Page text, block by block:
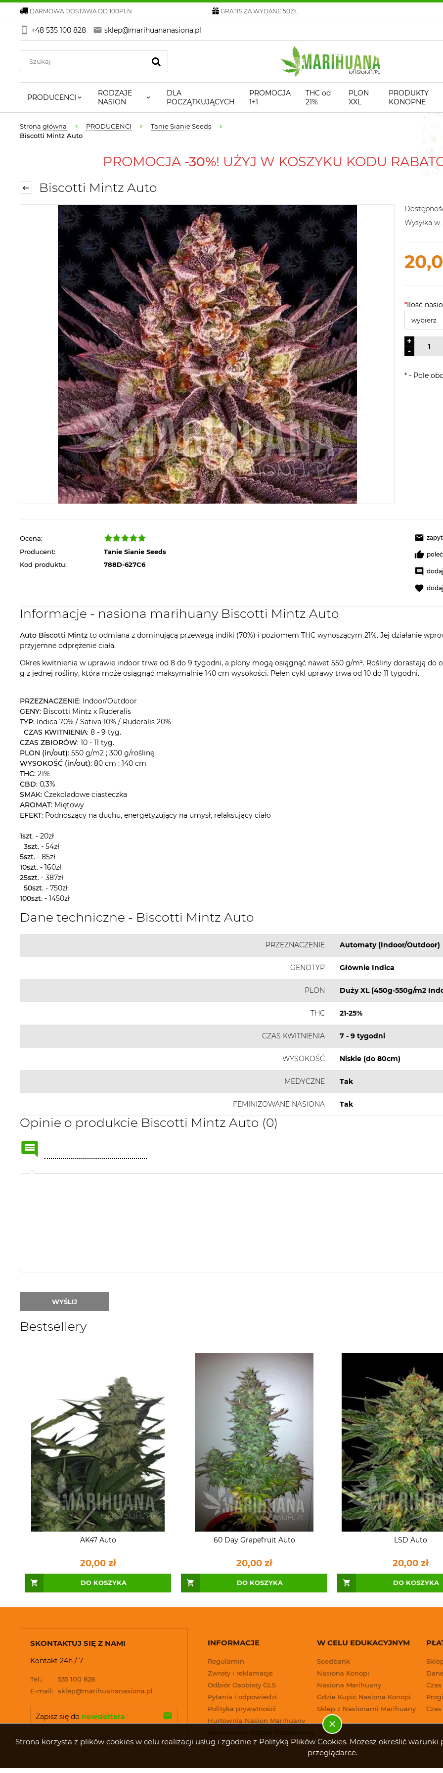
Strona korzysta z plików cookies w celu realizacji usług i zgodnie z Polityką Plików Cookies. Możesz określić
przeglądarce.
DARMOWA DOSTAWA OD 100PLN GRATIS ZA WYDANE 50ZŁ
+48 535 100 828 sklep@marihuananasiona.pl
PRODUCENCI
RODZAJE
NASION
DLA
POCZĄTKUJĄCYCH
PROMOCJA
1+1
THC od
21%
PLON
XXL
PRODUKTY
KONOPNE
Strona główna PRODUCENCI
Tanie Sianie Seeds
Biscotti Mintz Auto
PROMOCJA -30%! UŻYJ W KOSZYKU KODU
Biscotti Mintz Auto
Wysyłka w:
*Ilość
-
+
* - Pole
Ocena:
Producent:
Tanie Sianie Seeds
Kod produktu:
788D-627C6
Informacje - nasiona marihuany Biscotti Mintz Auto
Auto Biscotti Mintz to odmiana z dominującą przewagą indiki (70%) i poziomem THC wynoszącym 21%. Jej działanie
przyjemne odprężenie ciała.
Okres kwitnienia w uprawie indoor trwa od 8 do 9 tygodni, a plony mogą osiągnąć nawet 550 g/m². Rośliny dorastają do
g z jednej rośliny, która może osiągnąć maksymalnie 140 cm wysokości. Pełen cykl uprawy trwa od 10 do 11 tygodni.
PRZEZNACZENIE: Indoor/Outdoor
GENY: Biscotti Mintz x Ruderalis
TYP: Indica 70% / Sativa 10% / Ruderalis 20%
CZAS KWITNIENIA: 8 - 9 tyg.
CZAS ZBIORÓW: 10 - 11 tyg.
PLON (in/out): 550 g/m2 ; 300 g/roślinę
WYSOKOŚĆ (in/out): 80 cm ; 140 cm
THC: 21%
CBD: 0,3%
SMAK: Czekoladowe ciasteczka
AROMAT: Miętowy
EFEKT: Podnoszący na duchu, energetyzujący na umysł, relaksujący ciało
1szt. - 20zł
3szt. - 54zł
5szt. - 85zł
10szt. - 160zł
25szt. - 387zł
50szt. - 750zł
100szt. - 1450zł
Dane techniczne - Biscotti Mintz Auto
PRZEZNACZENIE Automaty (Indoor/Outdoor)
GENOTYP Głównie Indica
PLON Duży XL (450g-550g/m2
THC 21-25%
CZAS KWITNIENIA 7 - 9 tygodni
WYSOKOŚĆ Niskie (do 80cm)
MEDYCZNE Tak
FEMINIZOWANE NASIONA Tak
Opinie o produkcie Biscotti Mintz Auto (0)
WYŚLIJ
Bestsellery
AK47 Auto
20,00 zł
DO KOSZYKA
60 Day Grapefruit Auto
20,00 zł
DO KOSZYKA
LSD Auto
20,00 zł
DO KOSZYKA
INFORMACJE
Regulamin
Zwroty i reklamacje
Odbiór Osobisty GLS
Pytania i odpowiedzi
Polityka prywatności
Hurtownia Nasion Marihuany
W CELU EDUKACYJNYM
Seedbank
Nasiona Konopi
Nasiona Marihuany
Gdzie Kupić Nasiona Konopi
Sklep z Nasionami Marihuany
SKONTAKTUJ SIĘ Z NAMI
Kontakt 24h / 7
Tel.:
535 100 828
E-mail: sklep@marihuananasiona.pl
Zapisz się do newslettera